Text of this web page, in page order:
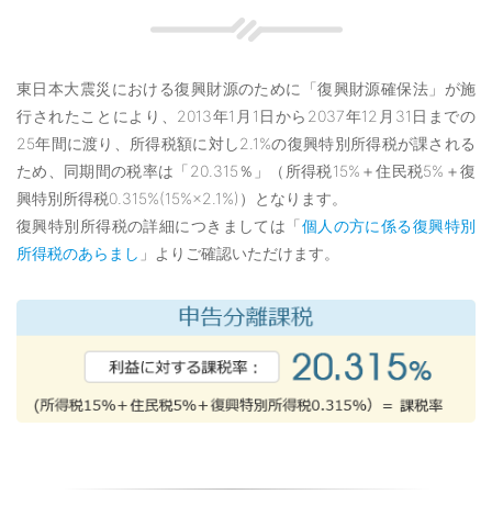
東日本大震災における復興財源のために「復興財源確保法」が施
行されたことにより、2013年1月1日から2037年12月31日までの
25年間に渡り、所得税額に対し2.1%の復興特別所得税が課される
ため、同期間の税率は「20.315％」（所得税15%＋住民税5%＋復
興特別所得税0.315%(15%×2.1%)）となります。
復興特別所得税の詳細につきましては「個人の方に係る復興特別
所得税のあらまし 」よりご確認いただけます。